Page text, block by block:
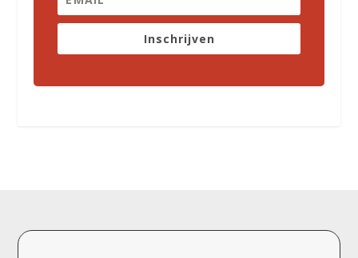
Inschrijven